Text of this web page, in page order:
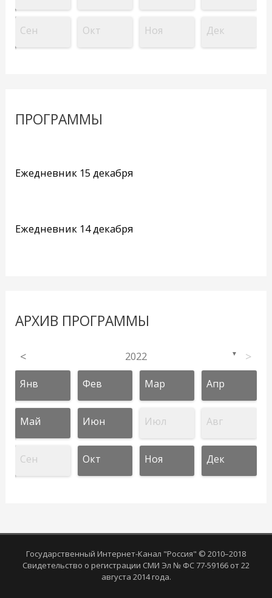
Сен Окт Ноя Дек
ПРОГРАММЫ
Ежедневник 15 декабря
Ежедневник 14 декабря
АРХИВ ПРОГРАММЫ
< 2022 ▼ >
Янв Фев Мар Апр
Май Июн Июл Авг
Сен Окт Ноя Дек
Государственный Интернет-Канал "Россия" © 2010–2018
Свидетельство о регистрации СМИ Эл № ФС 77-59166 от 22
августа 2014 года.